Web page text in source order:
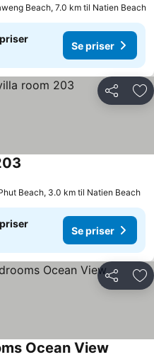
Beach, 7.0 km til Natien Beach
Se priser
Del
Beach, 3.0 km til Natien Beach
Se priser
Del
Ocean View